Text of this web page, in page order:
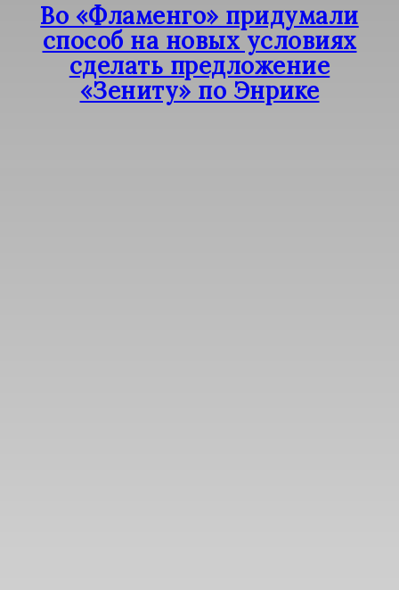
Во «Фламенго» придумали
способ на новых условиях
сделать предложение
«Зениту» по Энрике